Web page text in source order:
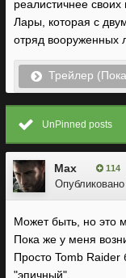
реалистичнее
Лары, которая с
отряд вооруженных
Трейлер
UnPinned posts
Max 114
Опубликовано
Может быть, но это
Пока же у меня
Просто Tomb
"эпичный".